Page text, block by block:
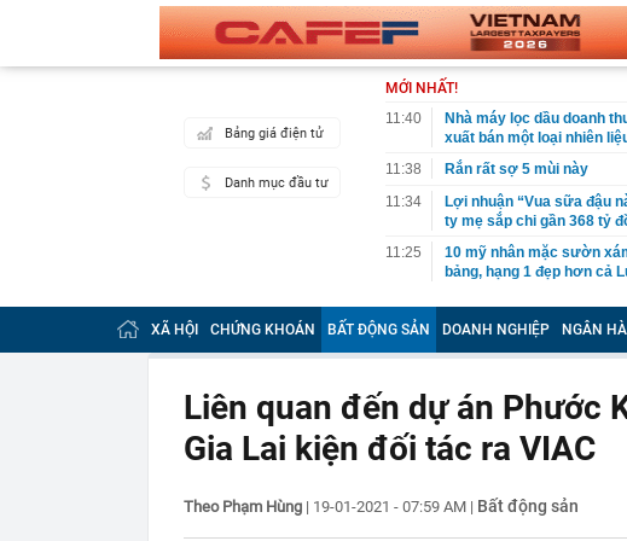
Bảng giá điện tử
Danh mục đầu tư
MỚI NHẤT!
11:40
Nhà máy lọc dầu doanh
xuất bán một loại nhiên
11:38
Rắn rất sợ 5 mùi này
11:34
Lợi nhuận “Vua sữa đậu
ty mẹ sắp chi gần 368 tỷ
11:25
10 mỹ nhân mặc sườn
bảng, hạng 1 đẹp hơn cả
11:24
Công an xác minh 12
đồng vào lúc 16 giờ
11:23
Báo cáo việc làm Mỹ bất
11:23
Giá vàng tăng mạnh, quỹ
11:20
5 loại thông tin, giấy tờ
tránh bỏ lỡ quyền lợi
Khu nghỉ dưỡng "kỳ lạ"
XÃ HỘI CHỨNG KHOÁN BẤT ĐỘNG SẢN DOANH NGHIỆP NGÂN
Liên quan đến dự án Phước
Gia Lai kiện đối tác ra VIAC
Theo Phạm Hùng | 19-01-2021 - 07:59 AM | Bất động sản